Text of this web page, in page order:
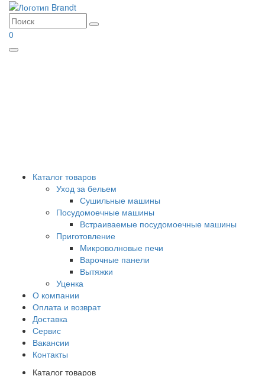
0
Menu
Каталог товаров
Уход за бельем
Сушильные машины
Посудомоечные машины
Встраиваемые посудомоечные машины
Приготовление
Микроволновые печи
Варочные панели
Вытяжки
Уценка
О компании
Оплата и возврат
Доставка
Сервис
Вакансии
Контакты
Каталог товаров